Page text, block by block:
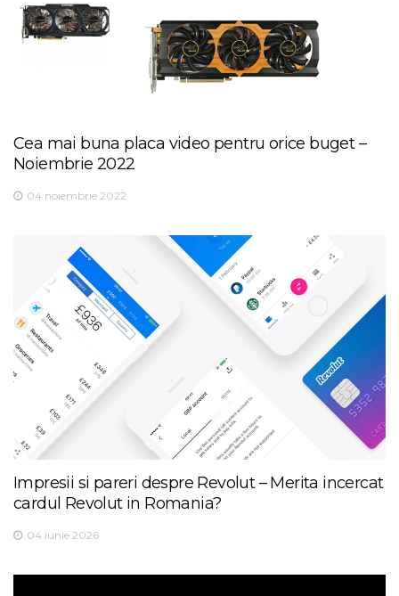
Cea mai buna placa video pentru orice buget –
Noiembrie 2022
04 noiembrie 2022
Impresii si pareri despre Revolut – Merita incercat
cardul Revolut in Romania?
04 iunie 2026